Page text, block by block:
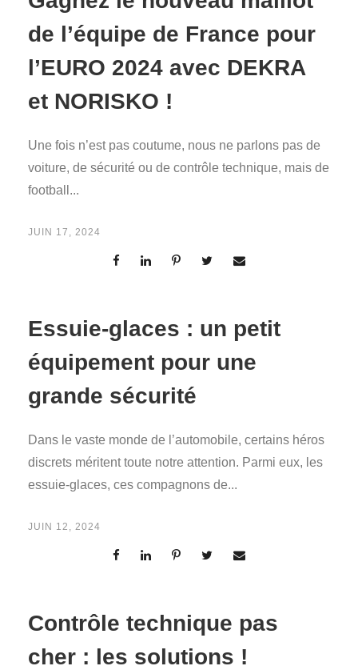
de l’équipe de France pour
l’EURO 2024 avec DEKRA
et NORISKO !
Une fois n’est pas coutume, nous ne parlons pas de
voiture, de sécurité ou de contrôle technique, mais de
football...
JUIN 17, 2024
Essuie-glaces : un petit
équipement pour une
grande sécurité
Dans le vaste monde de l’automobile, certains héros
discrets méritent toute notre attention. Parmi eux, les
essuie-glaces, ces compagnons de...
JUIN 12, 2024
Contrôle technique pas
cher : les solutions !